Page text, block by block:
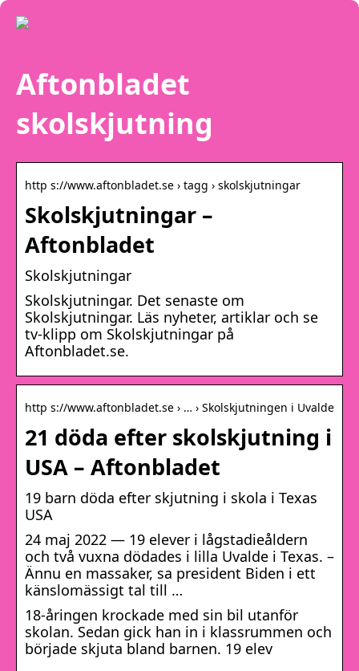
Aftonbladet
skolskjutning
http s://www.aftonbladet.se › tagg › skolskjutningar
Skolskjutningar –
Aftonbladet
Skolskjutningar
Skolskjutningar. Det senaste om
Skolskjutningar. Läs nyheter, artiklar och se
tv-klipp om Skolskjutningar på
Aftonbladet.se.
http s://www.aftonbladet.se › … › Skolskjutningen i ​Uvalde
21 döda efter skolskjutning i
USA – Aftonbladet
19 barn döda efter skjutning i skola i Texas
USA
24 maj 2022 — 19 elever i lågstadieåldern
och två vuxna dödades i lilla Uvalde i Texas. –
Ännu en massaker, sa president Biden i ett
känslomässigt tal till …
18-åringen krockade med sin bil utanför
skolan. Sedan gick han in i klassrummen och
började skjuta bland barnen. 19 elev